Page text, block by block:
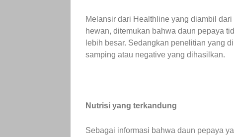
Melansir dari Healthline yang diambil
hewan, ditemukan bahwa daun pepaya
lebih besar. Sedangkan penelitian yang
samping atau negative yang dihasilkan.
Nutrisi yang terkandung
Sebagai informasi bahwa daun pepaya